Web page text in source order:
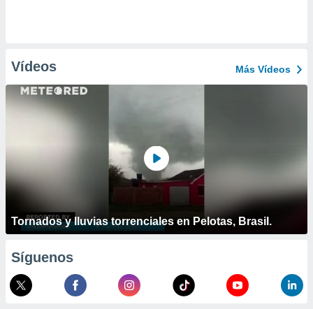
Vídeos Más Vídeos
Tornados y lluvias torrenciales en Pelotas, Brasil.
Síguenos